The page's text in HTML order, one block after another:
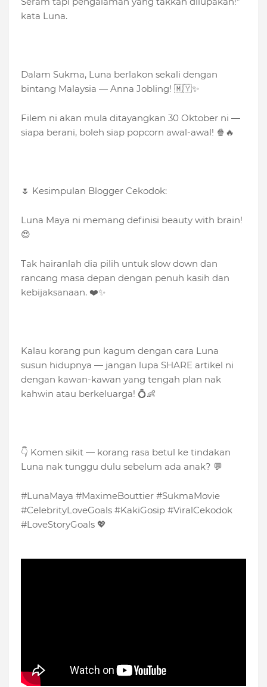
kata Luna.
Dalam Sukma, Luna berlakon sekali dengan
bintang Malaysia — Anna Jobling! 🇲🇾✨
Filem ni akan mula ditayangkan 30 Oktober ni —
siapa berani, boleh siap popcorn awal-awal! 🍿🔥
🌷 Kesimpulan Blogger Cekodok:
Luna Maya ni memang definisi beauty with brain!
😍
Tak hairanlah dia pilih untuk slow down dan
rancang masa depan dengan penuh kasih dan
kebijaksanaan. ❤️✨
Kalau korang pun kagum dengan cara Luna
susun hidupnya — jangan lupa SHARE artikel ni
dengan kawan-kawan yang tengah plan nak
kahwin atau berkeluarga! 💍👶
👇 Komen sikit — korang rasa betul ke tindakan
Luna nak tunggu dulu sebelum ada anak? 💬
#LunaMaya #MaximeBouttier #SukmaMovie
#CelebrityLoveGoals #KakiGosip #ViralCekodok
#LoveStoryGoals 💖